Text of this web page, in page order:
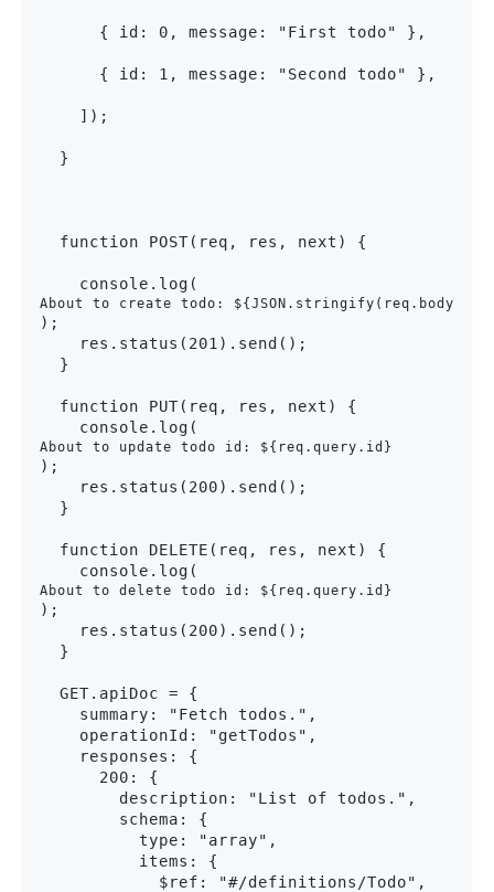
      { id: 0, message: "First todo" },
      { id: 1, message: "Second todo" },
    ]);
  }
  function POST(req, res, next) {
    console.log(
About to create todo: ${JSON.stringify(req.body)}
);
    res.status(201).send();
  }
  function PUT(req, res, next) {
    console.log(
About to update todo id: ${req.query.id}
);
    res.status(200).send();
  }
  function DELETE(req, res, next) {
    console.log(
About to delete todo id: ${req.query.id}
);
    res.status(200).send();
  }
  GET.apiDoc = {
    summary: "Fetch todos.",
    operationId: "getTodos",
    responses: {
      200: {
        description: "List of todos.",
        schema: {
          type: "array",
          items: {
            $ref: "#/definitions/Todo",